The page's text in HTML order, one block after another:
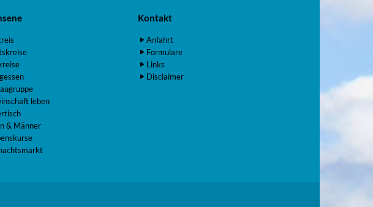
leben
& Männer
Kontakt
Anfahrt
Formulare
Links
Disclaimer